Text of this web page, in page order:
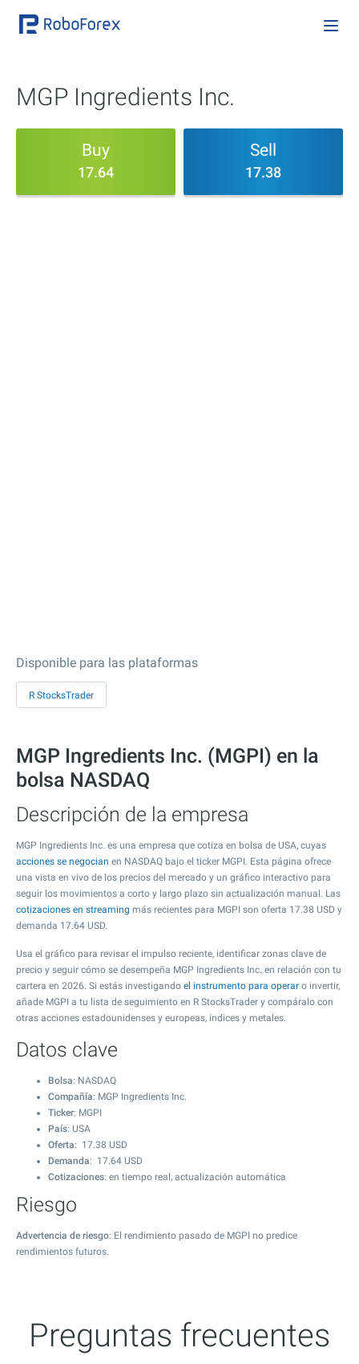
MGP Ingredients Inc.
Buy
17.64
Sell
17.38
Disponible para las plataformas
R StocksTrader
MGP Ingredients Inc. (MGPI) en la
bolsa NASDAQ
Descripción de la empresa
MGP Ingredients Inc. es una empresa que cotiza en bolsa de USA, cuyas
acciones se negocian en NASDAQ bajo el ticker MGPI. Esta página ofrece
una vista en vivo de los precios del mercado y un gráfico interactivo para
seguir los movimientos a corto y largo plazo sin actualización manual. Las
cotizaciones en streaming más recientes para MGPI son oferta 17.38 USD y
demanda 17.64 USD.
Usa el gráfico para revisar el impulso reciente, identificar zonas clave de
precio y seguir cómo se desempeña MGP Ingredients Inc. en relación con tu
cartera en 2026. Si estás investigando el instrumento para operar o invertir,
añade MGPI a tu lista de seguimiento en R StocksTrader y compáralo con
otras acciones estadounidenses y europeas, índices y metales.
Datos clave
Bolsa: NASDAQ
Compañía: MGP Ingredients Inc.
Ticker: MGPI
País: USA
Oferta: 17.38 USD
Demanda: 17.64 USD
Cotizaciones: en tiempo real, actualización automática
Riesgo
Advertencia de riesgo: El rendimiento pasado de MGPI no predice
rendimientos futuros.
Preguntas frecuentes